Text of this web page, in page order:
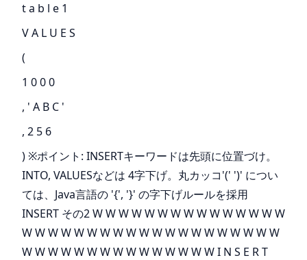
t a b l e 1
V A L U E S
(
1 0 0 0
, ' A B C '
, 2 5 6
) ※ポイント: INSERTキーワードは先頭に位置づけ。
INTO, VALUESなどは 4字下げ。丸カッコ'(' ')' につい
ては、Java言語の '{', '}' の字下げルールを採用
INSERT その2 W W W W W W W W W W W W W W W
W W W W W W W W W W W W W W W W W W W W
W W W W W W W W W W W W W W W I N S E R T